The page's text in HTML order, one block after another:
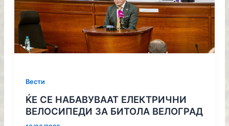
Вести
ЌЕ СЕ НАБАВУВААТ ЕЛЕКТРИЧНИ
ВЕЛОСИПЕДИ ЗА БИТОЛА ВЕЛОГРАД